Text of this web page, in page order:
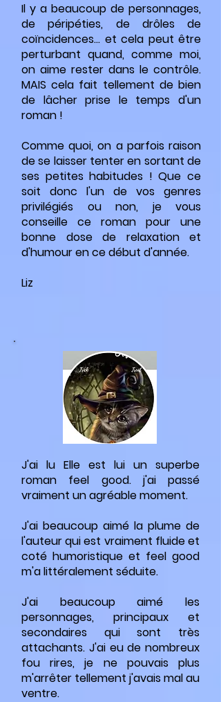
Il y a beaucoup de personnages,
de péripéties, de drôles de
coïncidences... et cela peut être
perturbant quand, comme moi,
on aime rester dans le contrôle.
MAIS cela fait tellement de bien
de lâcher prise le temps d'un
roman !
Comme quoi, on a parfois raison
de se laisser tenter en sortant de
ses petites habitudes ! Que ce
soit donc l'un de vos genres
privilégiés ou non, je vous
conseille ce roman pour une
bonne dose de relaxation et
d'humour en ce début d'année.
Liz
J'ai lu Elle est lui un superbe
roman feel good. j'ai passé
vraiment un agréable moment.
J'ai beaucoup aimé la plume de
l'auteur qui est vraiment fluide et
coté humoristique et feel good
m'a littéralement séduite.
J'ai beaucoup aimé les
personnages, principaux et
secondaires qui sont très
attachants. J'ai eu de nombreux
fou rires, je ne pouvais plus
m'arrêter tellement j'avais mal au
ventre.